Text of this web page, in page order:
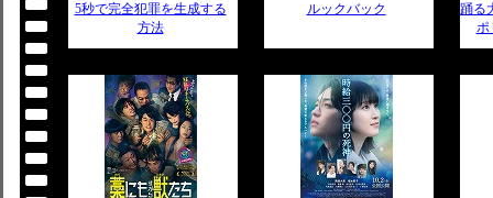
5秒で完全犯罪を生成する
方法
ルックバック
踊る
ポ